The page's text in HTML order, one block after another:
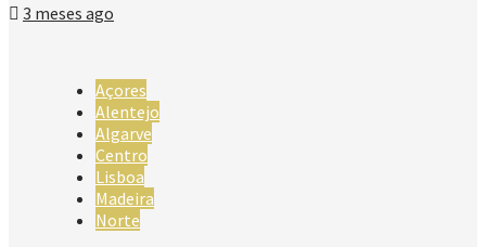
3 meses ago
Açores
Alentejo
Algarve
Centro
Lisboa
Madeira
Norte